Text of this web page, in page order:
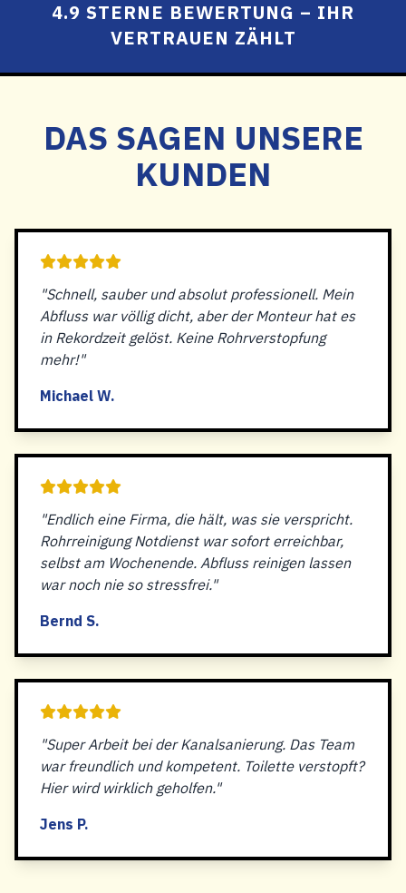
4.9 STERNE BEWERTUNG – IHR
VERTRAUEN ZÄHLT
DAS SAGEN UNSERE
KUNDEN
"Schnell, sauber und absolut professionell. Mein
Abfluss war völlig dicht, aber der Monteur hat es
in Rekordzeit gelöst. Keine Rohrverstopfung
mehr!"
Michael W.
"Endlich eine Firma, die hält, was sie verspricht.
Rohrreinigung Notdienst war sofort erreichbar,
selbst am Wochenende. Abfluss reinigen lassen
war noch nie so stressfrei."
Bernd S.
"Super Arbeit bei der Kanalsanierung. Das Team
war freundlich und kompetent. Toilette verstopft?
Hier wird wirklich geholfen."
Jens P.